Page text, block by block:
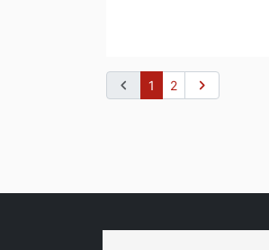
chevron_left 1 2 chevron_right